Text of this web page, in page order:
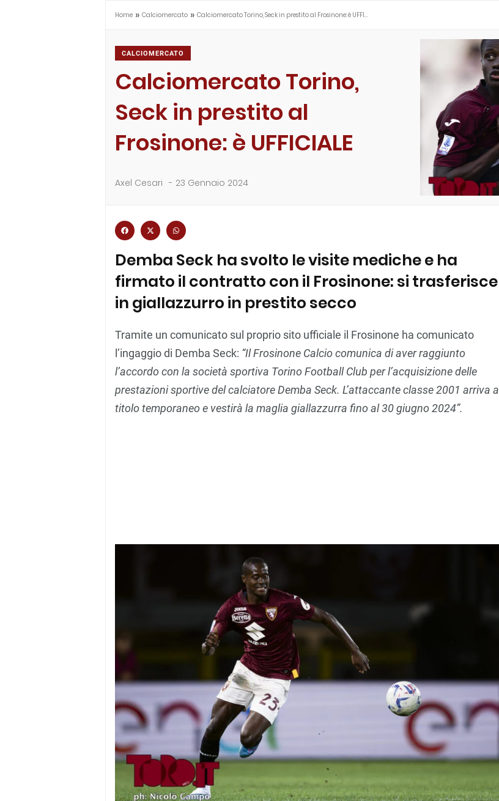
Home » Calciomercato » Calciomercato Torino, Seck in prestito al Frosinone: è UFFI…
CALCIOMERCATO
Calciomercato Torino,
Seck in prestito al
Frosinone: è UFFICIALE
Axel Cesari - 23 Gennaio 2024
Demba Seck ha svolto le visite mediche e ha
firmato il contratto con il Frosinone: si trasferisce
in giallazzurro in prestito secco
Tramite un comunicato sul proprio sito ufficiale il Frosinone ha comunicato
l’ingaggio di Demba Seck: “Il Frosinone Calcio comunica di aver raggiunto
l’accordo con la società sportiva Torino Football Club per l’acquisizione delle
prestazioni sportive del calciatore Demba Seck. L’attaccante classe 2001 arriva a
titolo temporaneo e vestirà la maglia giallazzurra fino al 30 giugno 2024”.